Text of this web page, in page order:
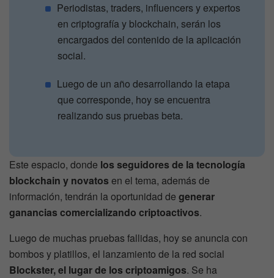
Periodistas, traders, influencers y expertos
en criptografía y blockchain, serán los
encargados del contenido de la aplicación
social.
Luego de un año desarrollando la etapa
que corresponde, hoy se encuentra
realizando sus pruebas beta.
Este espacio, donde los seguidores de la tecnología
blockchain y novatos en el tema, además de
información, tendrán la oportunidad de generar
ganancias comercializando criptoactivos.
Luego de muchas pruebas fallidas, hoy se anuncia con
bombos y platillos, el lanzamiento de la red social
Blockster, el lugar de los criptoamigos. Se ha